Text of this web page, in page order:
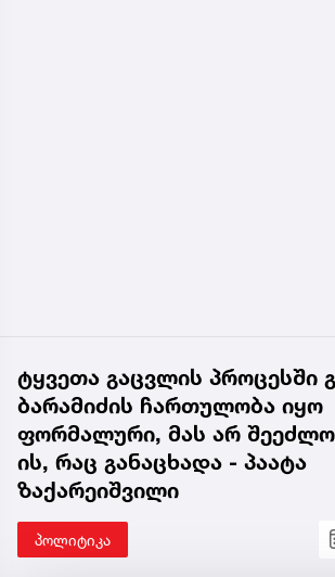
ტყვეთა გაცვლის პროცესში
ბარამიძის ჩართულობა იყო
ფორმალური, მას არ
ის, რაც განაცხადა - პაატა
ზაქარეიშვილი
პოლიტიკა